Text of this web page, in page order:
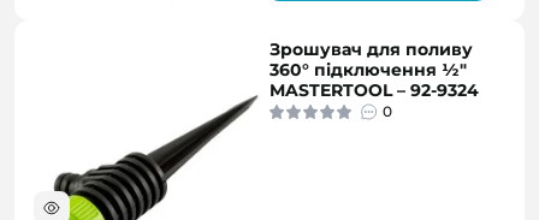
Зрошувач для поливу
360° підключення ½"
MASTERTOOL – 92-9324
0